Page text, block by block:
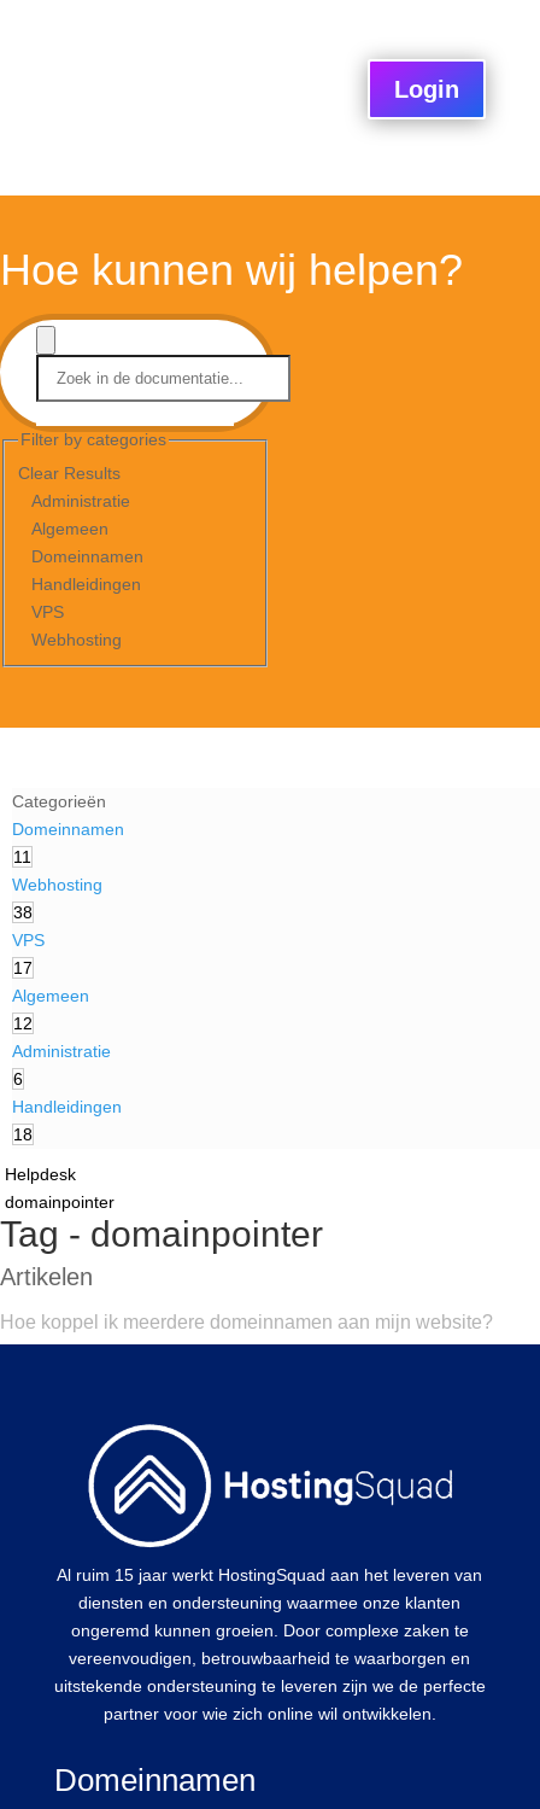
Login
Hoe kunnen wij helpen?
Filter by categories
Clear Results
Administratie
Algemeen
Domeinnamen
Handleidingen
VPS
Webhosting
Categorieën
Domeinnamen
11
Webhosting
38
VPS
17
Algemeen
12
Administratie
6
Handleidingen
18
Helpdesk
domainpointer
Tag - domainpointer
Artikelen
Hoe koppel ik meerdere domeinnamen aan mijn website?
Al ruim 15 jaar werkt HostingSquad aan het leveren van
diensten en ondersteuning waarmee onze klanten
ongeremd kunnen groeien. Door complexe zaken te
vereenvoudigen, betrouwbaarheid te waarborgen en
uitstekende ondersteuning te leveren zijn we de perfecte
partner voor wie zich online wil ontwikkelen.
Domeinnamen